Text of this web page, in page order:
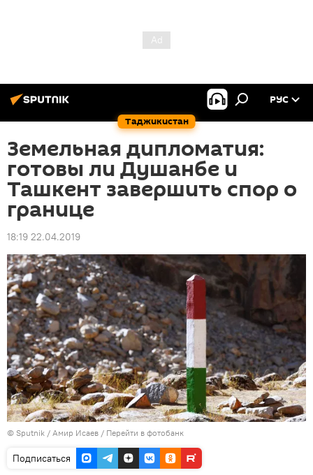
Таджикистан
РУС
Земельная дипломатия:
готовы ли Душанбе и
Ташкент завершить спор о
границе
18:19 22.04.2019
© Sputnik / Амир Исаев / Перейти в фотобанк
Подписаться